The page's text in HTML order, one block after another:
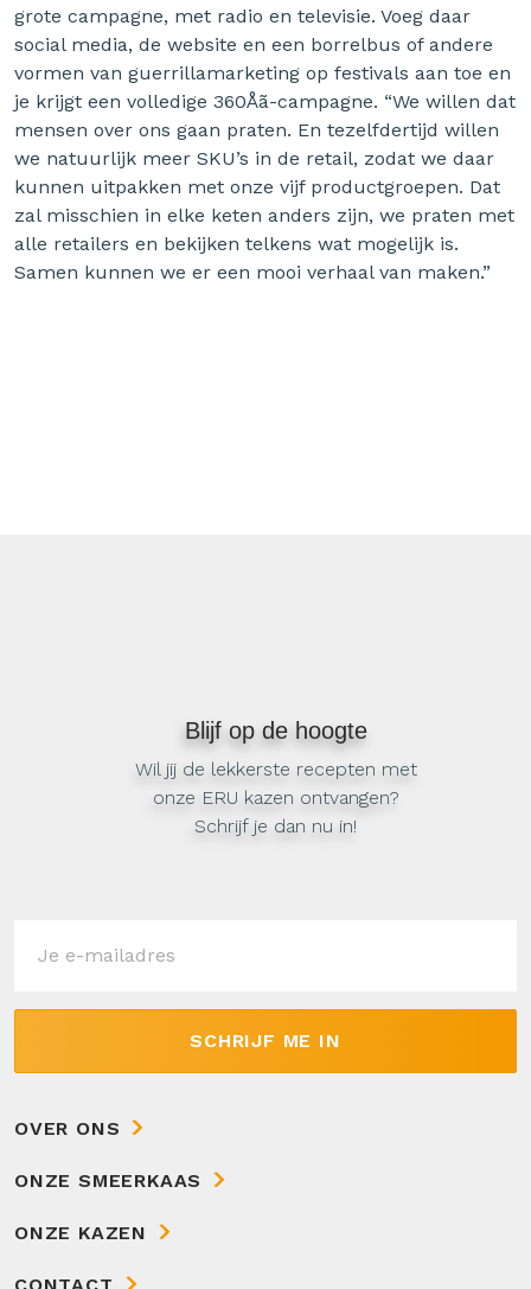
grote campagne, met radio en televisie. Voeg daar
social media, de website en een borrelbus of andere
vormen van guerrillamarketing op festivals aan toe en
je krijgt een volledige 360Åã-campagne. “We willen dat
mensen over ons gaan praten. En tezelfdertijd willen
we natuurlijk meer SKU’s in de retail, zodat we daar
kunnen uitpakken met onze vijf productgroepen. Dat
zal misschien in elke keten anders zijn, we praten met
alle retailers en bekijken telkens wat mogelijk is.
Samen kunnen we er een mooi verhaal van maken.”
OVER ONS
ONZE SMEERKAAS
ONZE KAZEN
Blijf op de hoogte
Wil jij de lekkerste recepten met
onze ERU kazen ontvangen?
Schrijf je dan nu in!
SCHRIJF ME IN